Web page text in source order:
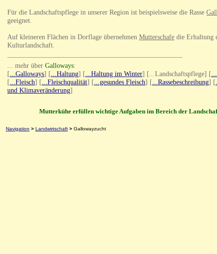
Für die Landschaftspflege in unserer Region ist beispielsweise die Rasse
geeignet.
Auf kleineren Flächen in Dorflage übernehmen Mutterschafe die Erhaltung
Kulturlandschaft.
... mehr über Galloways:
[ ...Galloways] [ ...Haltung] [ ...Haltung im Winter] [...Landschaftspflege] [
[ ...Fleisch] [ ...Fleischqualität] [ ...gesundes Fleisch] [ ...Rassebeschreibung] [
und Klimaveränderung]
Mutterkühe erfüllen wichtige Aufgaben im Bereich der
Navigation > Landwirtschaft > Gallowayzucht